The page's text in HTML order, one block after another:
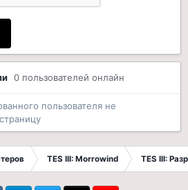
0 пользователей онлайн
пользователя не
TES III: Morrowind TES III: